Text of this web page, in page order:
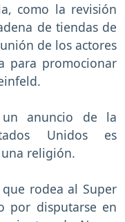
como la revisión
de tiendas de
de los actores
para promocionar
anuncio de la
Unidos es
religión.
rodea al Super
por disputarse en